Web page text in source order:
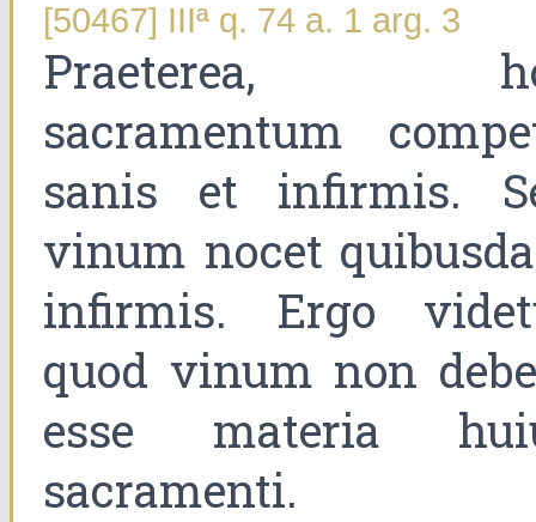
[50467] IIIª q. 74 a. 1 arg. 3
Praeterea,
sacramentum
sanis et infirmis.
vinum nocet
infirmis. Ergo
quod vinum non
esse materia
sacramenti.